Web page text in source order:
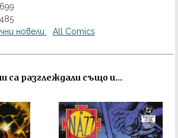
новели All Comics
разглеждали също и...